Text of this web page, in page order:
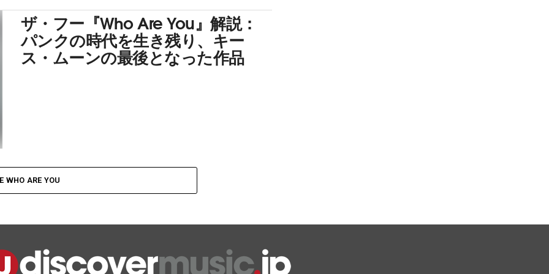
ザ・フー『Who Are You』解説：
パンクの時代を生き残り、キー
ス・ムーンの最後となった作品
WHO ARE YOU